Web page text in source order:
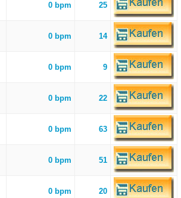
0 bpm 25
0 bpm 14
0 bpm 9
0 bpm 22
0 bpm 63
0 bpm 51
0 bpm 20